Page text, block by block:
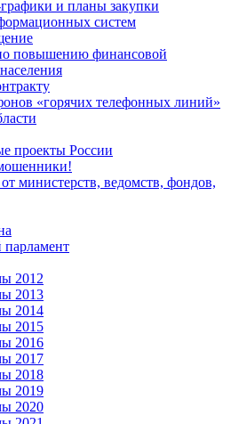
и планы закупки
систем
повышению финансовой
«горячих телефонных линий»
проекты России
министерств, ведомств, фондов,
2012
2013
2014
2015
2016
2017
2018
2019
2020